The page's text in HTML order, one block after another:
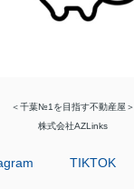
＜千葉№1を目指す不動産屋＞
株式会社AZLinks
TIKTOK